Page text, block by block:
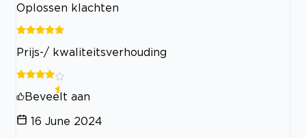
Oplossen klachten
Prijs-/ kwaliteitsverhouding
Beveelt aan
16 June 2024